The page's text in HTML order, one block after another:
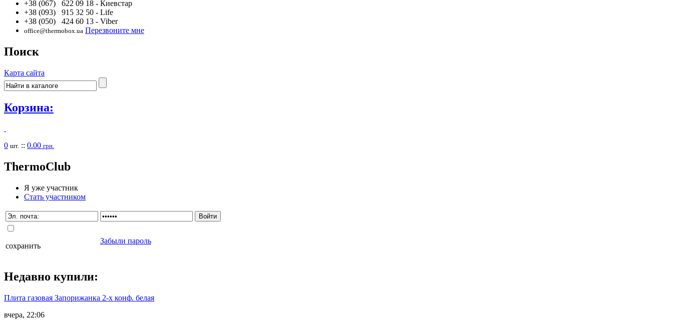
+38 (067) 622 09 18 - Киевстар
+38 (093) 915 32 50 - Life
+38 (050) 424 60 13 - Viber
office@thermobox.ua Перезвоните мне
Поиск
Карта сайта
Корзина:
0 шт. :: 0.00 грн.
ThermoClub
Я уже участник
Стать участником
сохранить
Забыли пароль
Недавно купили:
Плита газовая Запорижанка 2-х конф. белая
вчера, 22:06